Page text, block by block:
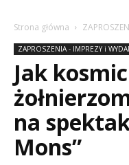
Strona główna
ZAPROSZENIA - IMPREZY i
Jak
na
Mons”